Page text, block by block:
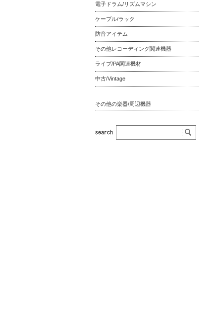
電子ドラム/リズムマシン
ケーブル/ラック
防音アイテム
その他レコーディング関連機器
ライブ/PA関連機材
中古/Vintage
その他の楽器/周辺機器